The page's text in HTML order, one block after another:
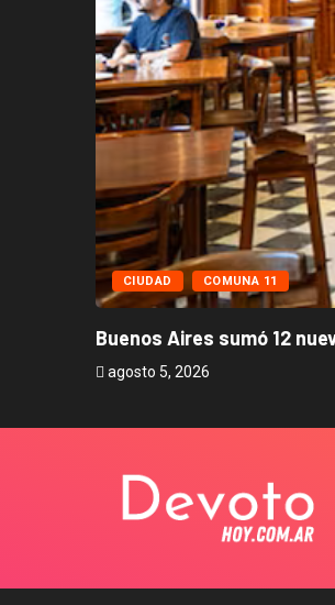
CIUDAD COMUNA 11
Buenos Aires sumó 12
agosto 5, 2026